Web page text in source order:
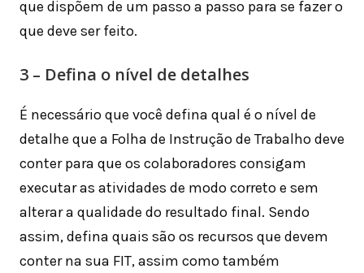
que dispõem de um passo a passo para se fazer o
que deve ser feito.
3 – Defina o nível de detalhes
É necessário que você defina qual é o nível de
detalhe que a Folha de Instrução de Trabalho deve
conter para que os colaboradores consigam
executar as atividades de modo correto e sem
alterar a qualidade do resultado final. Sendo
assim, defina quais são os recursos que devem
conter na sua FIT, assim como também